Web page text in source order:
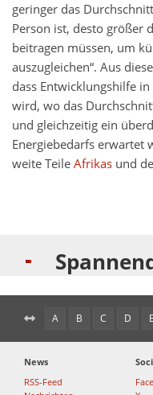
geringer das
Person ist, desto größer
beitragen müssen, um
auszugleichen“. Aus
dass Entwicklungshilfe
wird, wo das
und gleichzeitig ein
Energiebedarfs erwartet
weite TeileAfrikas und
A B C D E
News
RSS-Feed